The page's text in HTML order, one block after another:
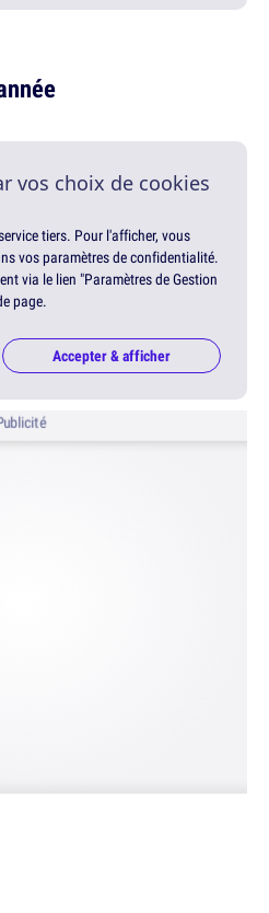
vos choix de cookies
tiers. Pour l'afficher, vous
vos paramètres de confidentialité.
via le lien "Paramètres de Gestion
page.
Accepter & afficher